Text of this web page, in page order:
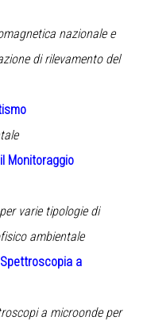
nazionale e
di rilevamento del
Monitoraggio
varie tipologie di
ambientale
a
a microonde per